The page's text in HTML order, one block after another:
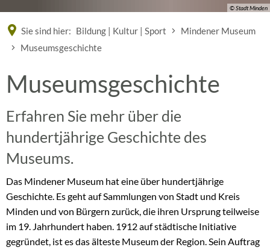
© Stadt Minden
Sie sind hier: Bildung | Kultur | Sport
Mindener Museum
Museumsgeschichte
Museumsgeschichte
Museumsgeschichte
Erfahren Sie mehr über die
hundertjährige Geschichte des
Museums.
Das Mindener Museum hat eine über hundertjährige
Geschichte. Es geht auf Sammlungen von Stadt und Kreis
Minden und von Bürgern zurück, die ihren Ursprung teilweise
im 19. Jahrhundert haben. 1912 auf städtische Initiative
gegründet, ist es das älteste Museum der Region. Sein Auftrag